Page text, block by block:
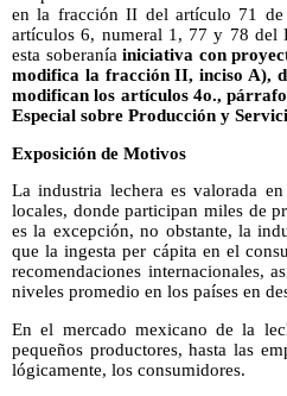
en la fracción II del artículo 71 de
artículos 6, numeral 1, 77 y 78 del
esta soberanía iniciativa con
modifica la fracción II, inciso A),
modifican los artículos 4o.,
Especial sobre Producción y
Exposición de Motivos
La industria lechera es valorada
locales, donde participan miles de
es la excepción, no obstante, la
que la ingesta per cápita en el
recomendaciones internacionales,
niveles promedio en los países en
En el mercado mexicano de la
pequeños productores, hasta las
lógicamente, los consumidores.